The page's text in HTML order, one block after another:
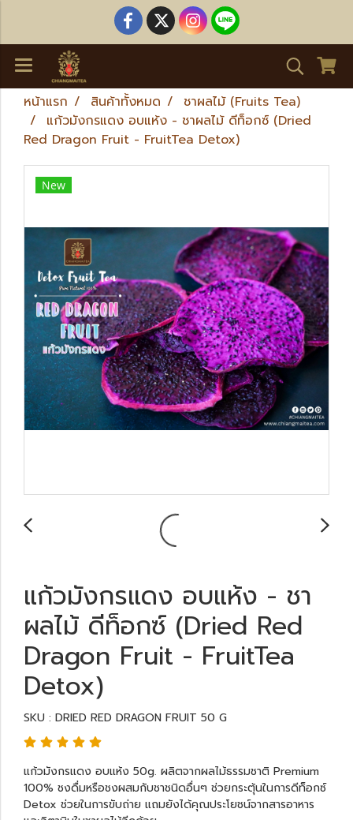
หน้าแรก สินค้าทั้งหมด
ชาผลไม้ (Fruits Tea)
แก้วมังกรแดง อบแห้ง - ชาผลไม้ ดีท็อกซ์ (Dried
Red Dragon Fruit - FruitTea Detox)
New
แก้วมังกรแดง อบแห้ง - ชา
ผลไม้ ดีท็อกซ์ (Dried Red
Dragon Fruit - FruitTea
Detox)
SKU : DRIED RED DRAGON FRUIT 50 G
แก้วมังกรแดง อบแห้ง 50g. ผลิตจากผลไม้ธรรมชาติ Premium
100% ชงดื่มหรือชงผสมกับชาชนิดอื่นๆ ช่วยกระตุ้นในการดีท็อกซ์
Detox ช่วยในการขับถ่าย แถมยังได้คุณประโยชน์จากสารอาหาร